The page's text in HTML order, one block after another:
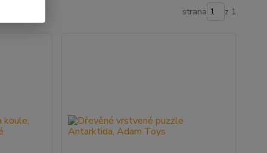
strana z 1